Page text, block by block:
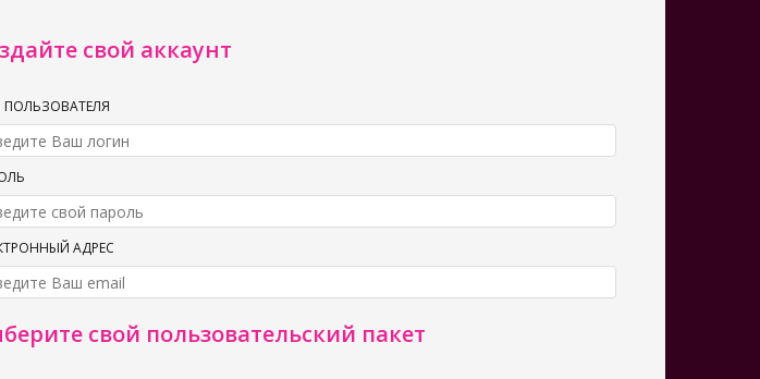
свой аккаунт
ПОЛЬЗОВАТЕЛЯ
АДРЕС
свой пользовательский пакет